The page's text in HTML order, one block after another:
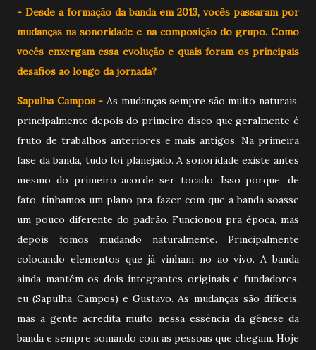
- Desde a formação da banda em 2013, vocês passaram por
mudanças na sonoridade e na composição do grupo. Como
vocês enxergam essa evolução e quais foram os principais
desafios ao longo da jornada?
Sapulha Campos - As mudanças sempre são muito naturais,
principalmente depois do primeiro disco que geralmente é
fruto de trabalhos anteriores e mais antigos. Na primeira
fase da banda, tudo foi planejado. A sonoridade existe antes
mesmo do primeiro acorde ser tocado. Isso porque, de
fato, tínhamos um plano pra fazer com que a banda soasse
um pouco diferente do padrão. Funcionou pra época, mas
depois fomos mudando naturalmente. Principalmente
colocando elementos que já vinham no ao vivo. A banda
ainda mantém os dois integrantes originais e fundadores,
eu (Sapulha Campos) e Gustavo. As mudanças são difíceis,
mas a gente acredita muito nessa essência da gênese da
banda e sempre somando com as pessoas que chegam. Hoje